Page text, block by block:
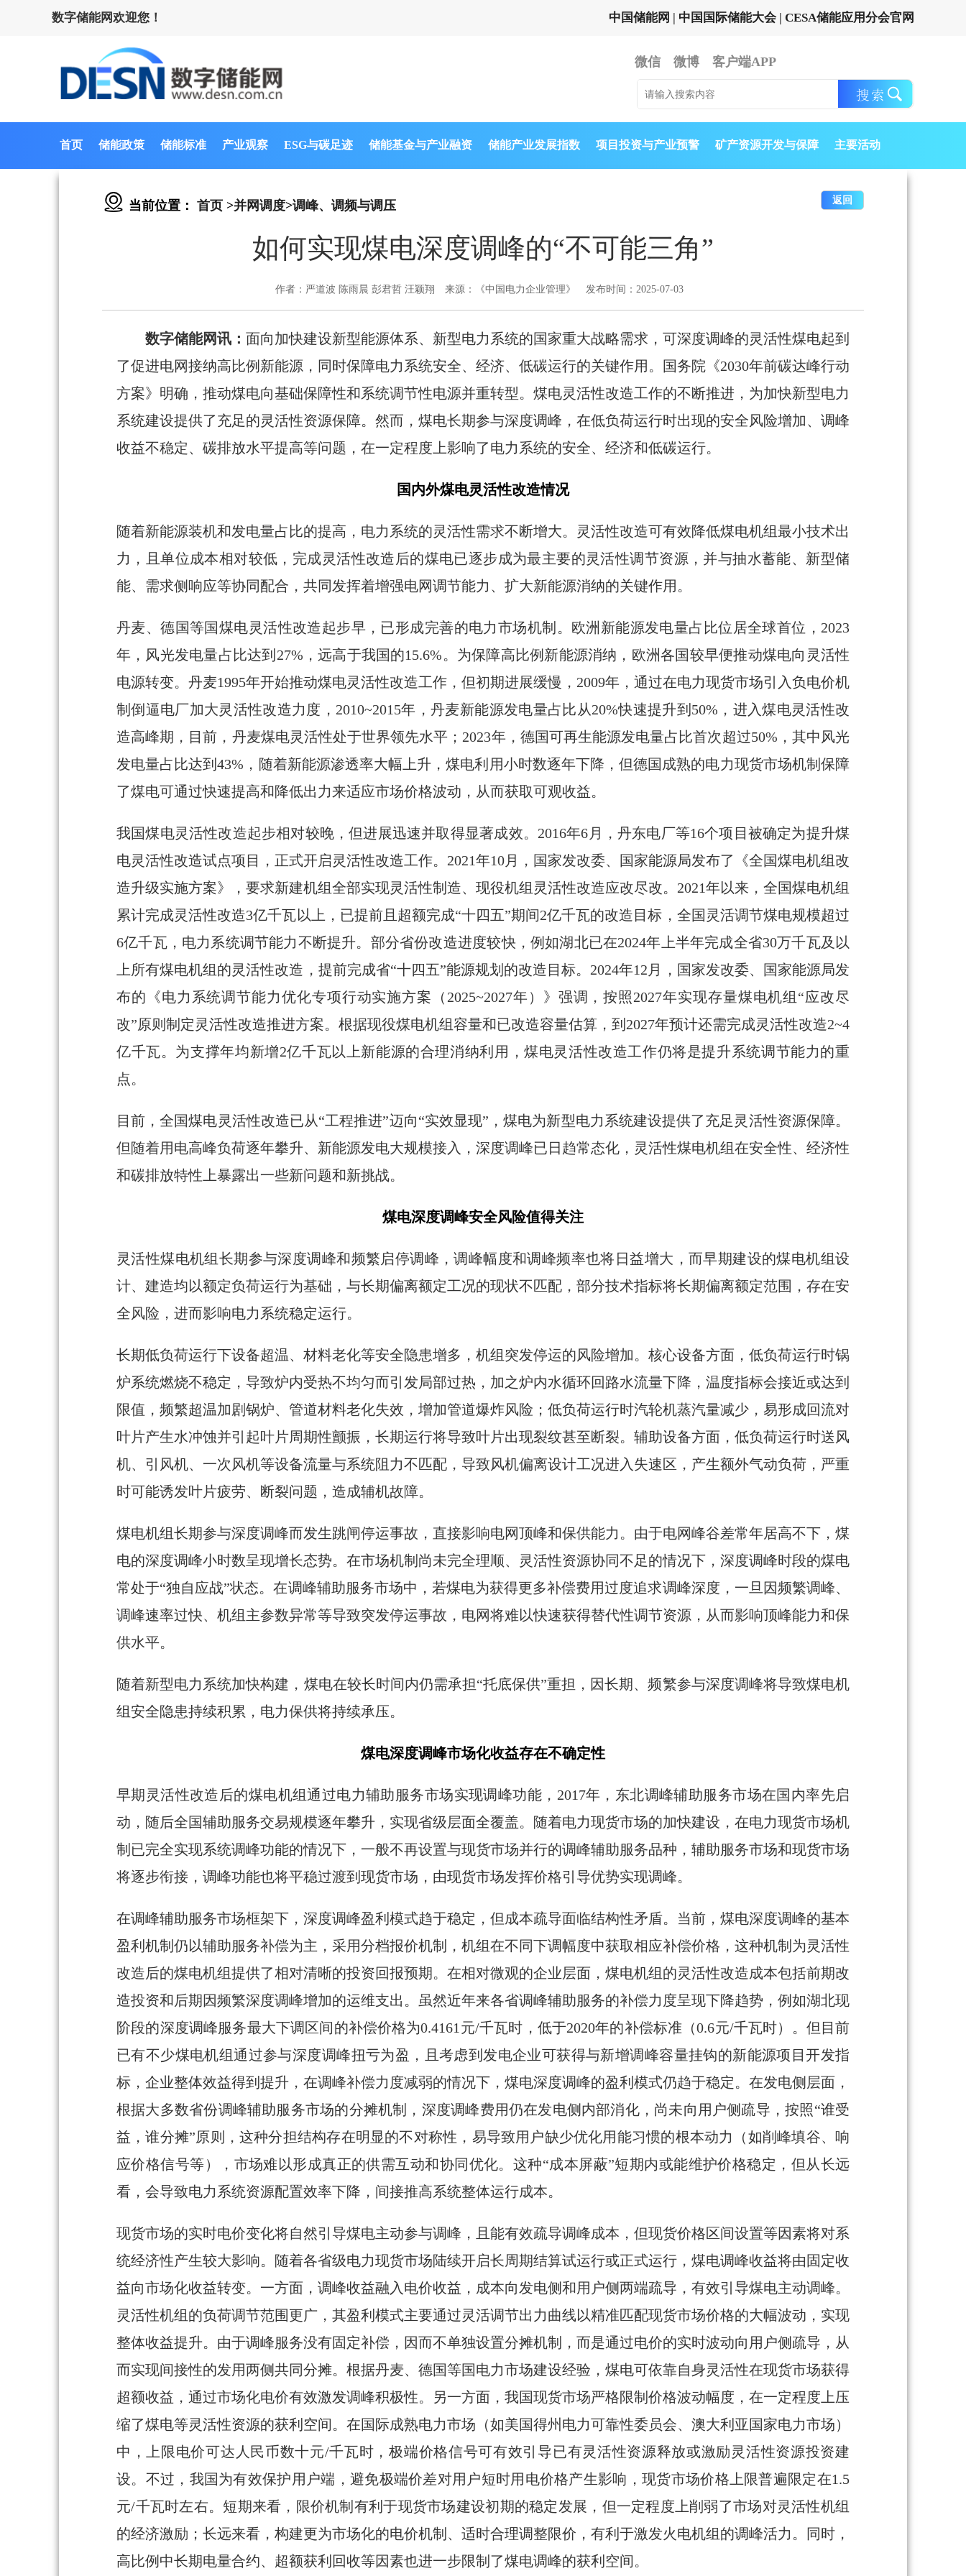
数字储能网欢迎您！ 中国储能网 | 中国国际储能大会 | CESA储能应用分会官网
微信 微博 客户端APP
首页 储能政策 储能标准 产业观察 ESG与碳足迹 储能基金与产业融资 储能产业发展指数 项目投资与产业预警 矿产资源开发与保障 主要活动
当前位置： 首页 >并网调度>调峰、调频与调压 返回
如何实现煤电深度调峰的“不可能三角”
作者：严道波 陈雨晨 彭君哲 汪颖翔 来源：《中国电力企业管理》 发布时间：2025-07-03
数字储能网讯： 面向加快建设新型能源体系、新型电力系统的国家重大战略需求，可深度调峰的灵活性煤电起到
了促进电网接纳高比例新能源，同时保障电力系统安全、经济、低碳运行的关键作用。国务院《2030年前碳达峰行动
方案》明确，推动煤电向基础保障性和系统调节性电源并重转型。煤电灵活性改造工作的不断推进，为加快新型电力
系统建设提供了充足的灵活性资源保障。然而，煤电长期参与深度调峰，在低负荷运行时出现的安全风险增加、调峰
收益不稳定、碳排放水平提高等问题，在一定程度上影响了电力系统的安全、经济和低碳运行。
国内外煤电灵活性改造情况
随着新能源装机和发电量占比的提高，电力系统的灵活性需求不断增大。灵活性改造可有效降低煤电机组最小技术出
力，且单位成本相对较低，完成灵活性改造后的煤电已逐步成为最主要的灵活性调节资源，并与抽水蓄能、新型储
能、需求侧响应等协同配合，共同发挥着增强电网调节能力、扩大新能源消纳的关键作用。
丹麦、德国等国煤电灵活性改造起步早，已形成完善的电力市场机制。欧洲新能源发电量占比位居全球首位，2023
年，风光发电量占比达到27%，远高于我国的15.6%。为保障高比例新能源消纳，欧洲各国较早便推动煤电向灵活性
电源转变。丹麦1995年开始推动煤电灵活性改造工作，但初期进展缓慢，2009年，通过在电力现货市场引入负电价机
制倒逼电厂加大灵活性改造力度，2010~2015年，丹麦新能源发电量占比从20%快速提升到50%，进入煤电灵活性改
造高峰期，目前，丹麦煤电灵活性处于世界领先水平；2023年，德国可再生能源发电量占比首次超过50%，其中风光
发电量占比达到43%，随着新能源渗透率大幅上升，煤电利用小时数逐年下降，但德国成熟的电力现货市场机制保障
了煤电可通过快速提高和降低出力来适应市场价格波动，从而获取可观收益。
我国煤电灵活性改造起步相对较晚，但进展迅速并取得显著成效。2016年6月，丹东电厂等16个项目被确定为提升煤
电灵活性改造试点项目，正式开启灵活性改造工作。2021年10月，国家发改委、国家能源局发布了《全国煤电机组改
造升级实施方案》，要求新建机组全部实现灵活性制造、现役机组灵活性改造应改尽改。2021年以来，全国煤电机组
累计完成灵活性改造3亿千瓦以上，已提前且超额完成“十四五”期间2亿千瓦的改造目标，全国灵活调节煤电规模超过
6亿千瓦，电力系统调节能力不断提升。部分省份改造进度较快，例如湖北已在2024年上半年完成全省30万千瓦及以
上所有煤电机组的灵活性改造，提前完成省“十四五”能源规划的改造目标。2024年12月，国家发改委、国家能源局发
布的《电力系统调节能力优化专项行动实施方案（2025~2027年）》强调，按照2027年实现存量煤电机组“应改尽
改”原则制定灵活性改造推进方案。根据现役煤电机组容量和已改造容量估算，到2027年预计还需完成灵活性改造2~4
亿千瓦。为支撑年均新增2亿千瓦以上新能源的合理消纳利用，煤电灵活性改造工作仍将是提升系统调节能力的重
点。
目前，全国煤电灵活性改造已从“工程推进”迈向“实效显现”，煤电为新型电力系统建设提供了充足灵活性资源保障。
但随着用电高峰负荷逐年攀升、新能源发电大规模接入，深度调峰已日趋常态化，灵活性煤电机组在安全性、经济性
和碳排放特性上暴露出一些新问题和新挑战。
煤电深度调峰安全风险值得关注
灵活性煤电机组长期参与深度调峰和频繁启停调峰，调峰幅度和调峰频率也将日益增大，而早期建设的煤电机组设
计、建造均以额定负荷运行为基础，与长期偏离额定工况的现状不匹配，部分技术指标将长期偏离额定范围，存在安
全风险，进而影响电力系统稳定运行。
长期低负荷运行下设备超温、材料老化等安全隐患增多，机组突发停运的风险增加。核心设备方面，低负荷运行时锅
炉系统燃烧不稳定，导致炉内受热不均匀而引发局部过热，加之炉内水循环回路水流量下降，温度指标会接近或达到
限值，频繁超温加剧锅炉、管道材料老化失效，增加管道爆炸风险；低负荷运行时汽轮机蒸汽量减少，易形成回流对
叶片产生水冲蚀并引起叶片周期性颤振，长期运行将导致叶片出现裂纹甚至断裂。辅助设备方面，低负荷运行时送风
机、引风机、一次风机等设备流量与系统阻力不匹配，导致风机偏离设计工况进入失速区，产生额外气动负荷，严重
时可能诱发叶片疲劳、断裂问题，造成辅机故障。
煤电机组长期参与深度调峰而发生跳闸停运事故，直接影响电网顶峰和保供能力。由于电网峰谷差常年居高不下，煤
电的深度调峰小时数呈现增长态势。在市场机制尚未完全理顺、灵活性资源协同不足的情况下，深度调峰时段的煤电
常处于“独自应战”状态。在调峰辅助服务市场中，若煤电为获得更多补偿费用过度追求调峰深度，一旦因频繁调峰、
调峰速率过快、机组主参数异常等导致突发停运事故，电网将难以快速获得替代性调节资源，从而影响顶峰能力和保
供水平。
随着新型电力系统加快构建，煤电在较长时间内仍需承担“托底保供”重担，因长期、频繁参与深度调峰将导致煤电机
组安全隐患持续积累，电力保供将持续承压。
煤电深度调峰市场化收益存在不确定性
早期灵活性改造后的煤电机组通过电力辅助服务市场实现调峰功能，2017年，东北调峰辅助服务市场在国内率先启
动，随后全国辅助服务交易规模逐年攀升，实现省级层面全覆盖。随着电力现货市场的加快建设，在电力现货市场机
制已完全实现系统调峰功能的情况下，一般不再设置与现货市场并行的调峰辅助服务品种，辅助服务市场和现货市场
将逐步衔接，调峰功能也将平稳过渡到现货市场，由现货市场发挥价格引导优势实现调峰。
在调峰辅助服务市场框架下，深度调峰盈利模式趋于稳定，但成本疏导面临结构性矛盾。当前，煤电深度调峰的基本
盈利机制仍以辅助服务补偿为主，采用分档报价机制，机组在不同下调幅度中获取相应补偿价格，这种机制为灵活性
改造后的煤电机组提供了相对清晰的投资回报预期。在相对微观的企业层面，煤电机组的灵活性改造成本包括前期改
造投资和后期因频繁深度调峰增加的运维支出。虽然近年来各省调峰辅助服务的补偿力度呈现下降趋势，例如湖北现
阶段的深度调峰服务最大下调区间的补偿价格为0.4161元/千瓦时，低于2020年的补偿标准（0.6元/千瓦时）。但目前
已有不少煤电机组通过参与深度调峰扭亏为盈，且考虑到发电企业可获得与新增调峰容量挂钩的新能源项目开发指
标，企业整体效益得到提升，在调峰补偿力度减弱的情况下，煤电深度调峰的盈利模式仍趋于稳定。在发电侧层面，
根据大多数省份调峰辅助服务市场的分摊机制，深度调峰费用仍在发电侧内部消化，尚未向用户侧疏导，按照“谁受
益，谁分摊”原则，这种分担结构存在明显的不对称性，易导致用户缺少优化用能习惯的根本动力（如削峰填谷、响
应价格信号等），市场难以形成真正的供需互动和协同优化。这种“成本屏蔽”短期内或能维护价格稳定，但从长远
看，会导致电力系统资源配置效率下降，间接推高系统整体运行成本。
现货市场的实时电价变化将自然引导煤电主动参与调峰，且能有效疏导调峰成本，但现货价格区间设置等因素将对系
统经济性产生较大影响。随着各省级电力现货市场陆续开启长周期结算试运行或正式运行，煤电调峰收益将由固定收
益向市场化收益转变。一方面，调峰收益融入电价收益，成本向发电侧和用户侧两端疏导，有效引导煤电主动调峰。
灵活性机组的负荷调节范围更广，其盈利模式主要通过灵活调节出力曲线以精准匹配现货市场价格的大幅波动，实现
整体收益提升。由于调峰服务没有固定补偿，因而不单独设置分摊机制，而是通过电价的实时波动向用户侧疏导，从
而实现间接性的发用两侧共同分摊。根据丹麦、德国等国电力市场建设经验，煤电可依靠自身灵活性在现货市场获得
超额收益，通过市场化电价有效激发调峰积极性。另一方面，我国现货市场严格限制价格波动幅度，在一定程度上压
缩了煤电等灵活性资源的获利空间。在国际成熟电力市场（如美国得州电力可靠性委员会、澳大利亚国家电力市场）
中，上限电价可达人民币数十元/千瓦时，极端价格信号可有效引导已有灵活性资源释放或激励灵活性资源投资建
设。不过，我国为有效保护用户端，避免极端价差对用户短时用电价格产生影响，现货市场价格上限普遍限定在1.5
元/千瓦时左右。短期来看，限价机制有利于现货市场建设初期的稳定发展，但一定程度上削弱了市场对灵活性机组
的经济激励；长远来看，构建更为市场化的电价机制、适时合理调整限价，有利于激发火电机组的调峰活力。同时，
高比例中长期电量合约、超额获利回收等因素也进一步限制了煤电调峰的获利空间。